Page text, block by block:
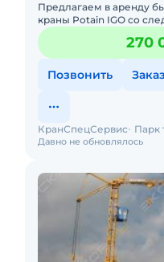
Предлагаем в аренду
краны Potain IGO со
Максимальной
Максимальная длина
270
Позвонить
Давно не обновлялось
КранСпецСервис Парк